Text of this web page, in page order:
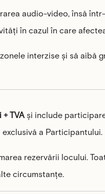
audio-video, însă
în cazul în care
interzise și să aibă
TVA și include
a Participantului.
rezervării locului.
circumstanțe.